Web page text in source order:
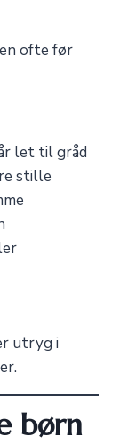
ofte før
let til gråd
stille
utryg i
børn